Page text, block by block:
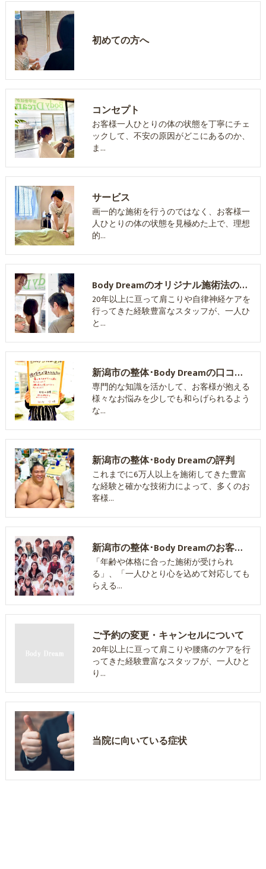
初めての方へ
コンセプト
お客様一人ひとりの体の状態を丁寧にチェ
ックして、不安の原因がどこにあるのか、
ま…
サービス
画一的な施術を行うのではなく、お客様一
人ひとりの体の状態を見極めた上で、理想
的…
Body Dreamのオリジナル施術法の特徴
20年以上に亘って肩こりや自律神経ケアを
行ってきた経験豊富なスタッフが、一人ひ
と…
新潟市の整体･Body Dreamの口コミ情報
専門的な知識を活かして、お客様が抱える
様々なお悩みを少しでも和らげられるよう
な…
新潟市の整体･Body Dreamの評判
これまでに6万人以上を施術してきた豊富
な経験と確かな技術力によって、多くのお
客様…
新潟市の整体･Body Dreamのお客様の声
「年齢や体格に合った施術が受けられ
る」、「一人ひとり心を込めて対応しても
らえる…
ご予約の変更・キャンセルについて
20年以上に亘って肩こりや腰痛のケアを行
ってきた経験豊富なスタッフが、一人ひと
り…
当院に向いている症状